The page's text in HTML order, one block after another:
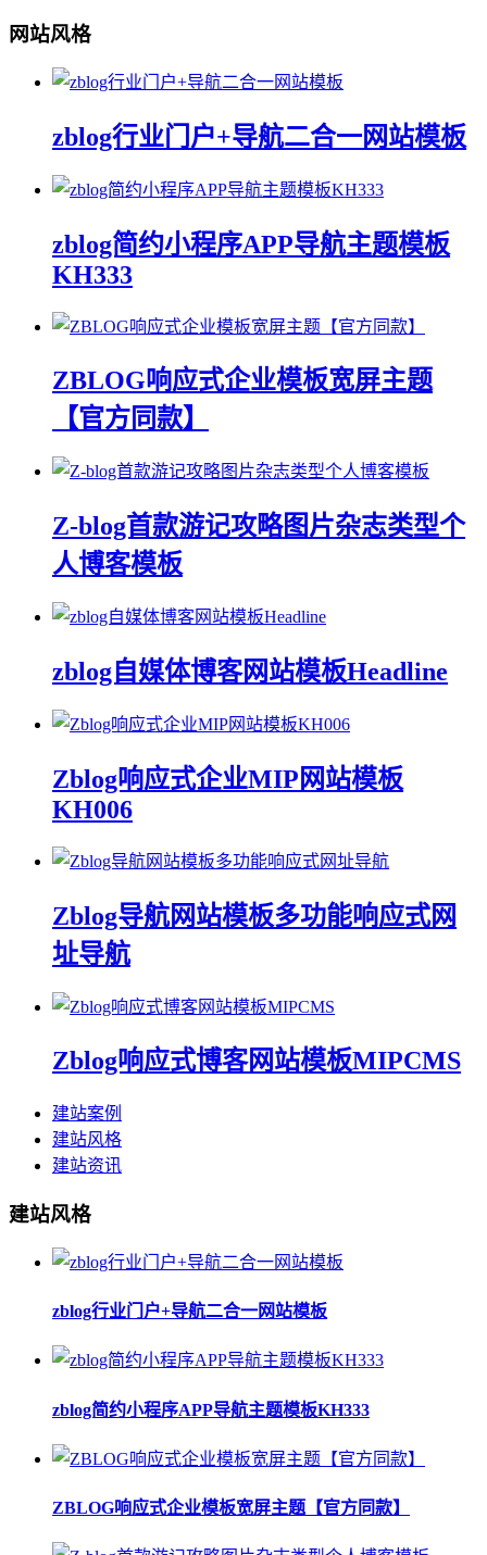
网站风格
zblog行业门户+导航二合一网站模板
zblog简约小程序APP导航主题模板
KH333
ZBLOG响应式企业模板宽屏主题
【官方同款】
Z-blog首款游记攻略图片杂志类型个
人博客模板
zblog自媒体博客网站模板Headline
Zblog响应式企业MIP网站模板
KH006
Zblog导航网站模板多功能响应式网
址导航
Zblog响应式博客网站模板MIPCMS
建站案例
建站风格
建站资讯
建站风格
zblog行业门户+导航二合一网站模板
zblog简约小程序APP导航主题模板KH333
ZBLOG响应式企业模板宽屏主题【官方同款】